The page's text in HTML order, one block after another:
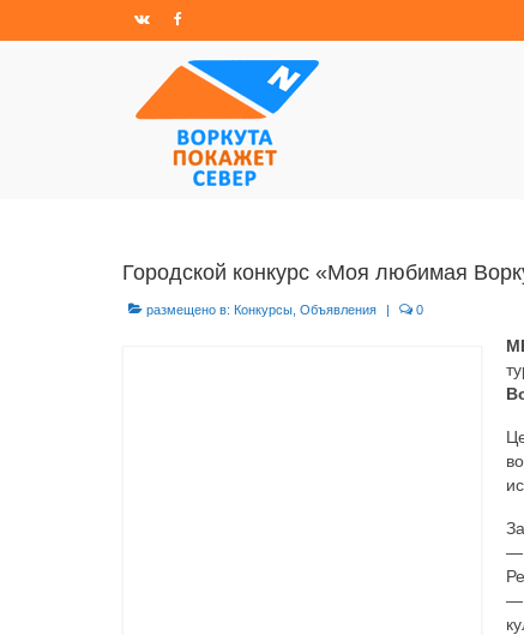
Городской конкурс «Моя любимая
размещено в: Конкурсы Объявления | 0
—